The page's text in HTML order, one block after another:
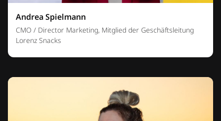
Andrea Spielmann
CMO / Director Marketing, Mitglied der Geschäftsleitung
Lorenz Snacks